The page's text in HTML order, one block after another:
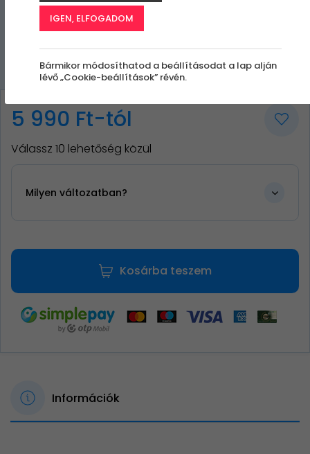
5 990 Ft-tól
Válassz 10 lehetőség közül
Milyen változatban?
Kosárba teszem
Információk
IGEN, ELFOGADOM
Bármikor módosíthatod a beállításodat a lap alján
lévő „Cookie-beállítások” révén.